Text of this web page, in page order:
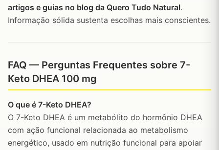
artigos e guias no blog da Quero Tudo Natural.
Informação sólida sustenta escolhas mais conscientes.
FAQ — Perguntas Frequentes sobre 7-
Keto DHEA 100 mg
O que é 7-Keto DHEA?
O 7-Keto DHEA é um metabólito do hormônio DHEA
com ação funcional relacionada ao metabolismo
energético, usado em nutrição funcional para apoiar